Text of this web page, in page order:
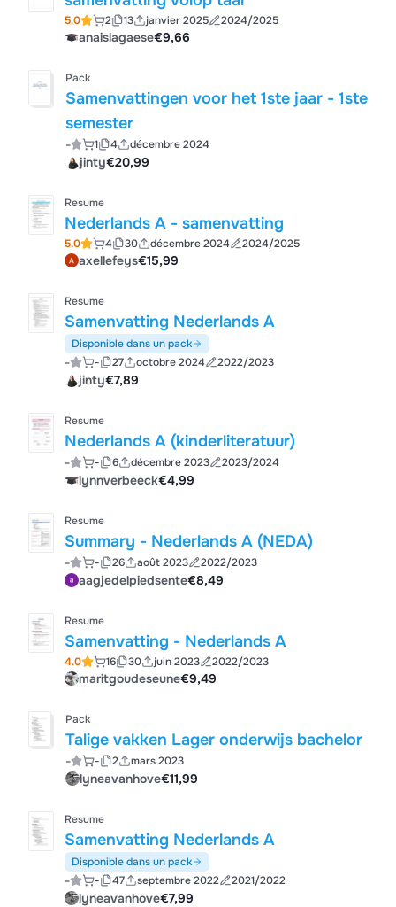
5.0 2 13 janvier 2025 2024/2025
anaislagaese€9,66
Pack
Samenvattingen voor het 1ste jaar - 1ste
semester
- 1 4 décembre 2024
jinty€20,99
Resume
Nederlands A - samenvatting
5.0 4 30 décembre 2024 2024/2025
axellefeys€15,99
Resume
Samenvatting Nederlands A
Disponible dans un pack
- - 27 octobre 2024 2022/2023
jinty€7,89
Resume
Nederlands A (kinderliteratuur)
- - 6 décembre 2023 2023/2024
lynnverbeeck€4,99
Resume
Summary - Nederlands A (NEDA)
- - 26 août 2023 2022/2023
aagjedelpiedsente€8,49
Resume
Samenvatting - Nederlands A
4.0 16 30 juin 2023 2022/2023
maritgoudeseune€9,49
Pack
Talige vakken Lager onderwijs bachelor
- - 2 mars 2023
lyneavanhove€11,99
Resume
Samenvatting Nederlands A
Disponible dans un pack
- - 47 septembre 2022 2021/2022
lyneavanhove€7,99